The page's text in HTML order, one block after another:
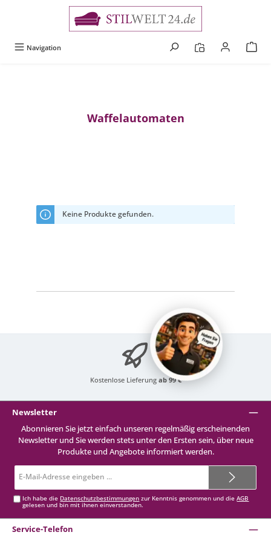
Navigation
Waffelautomaten
Keine Produkte gefunden.
Kostenlose Lieferung ab 99 €
Newsletter
Abonnieren Sie jetzt einfach unseren regelmäßig erscheinenden
Newsletter und Sie werden stets unter den Ersten sein, über neue
Produkte und Angebote informiert werden.
Mail-
Ich habe die Datenschutzbestimmungen zur Kenntnis genommen und dieAGB
gelesen und bin mit ihnen einverstanden.
Service-Telefon